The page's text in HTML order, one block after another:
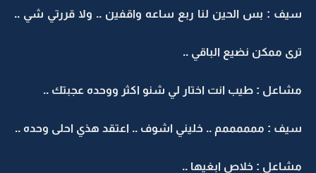
سيف : بس الحين لنا ربع ساعه واقفين .. ولا قررتي شي ..
ترى ممكن نضيع الباقي ..
مشاعل : طيب انت اختار لي شنو اكثر ووحده عجبتك ..
سيف : ممممممم .. خليني اشوف .. اعتقد هذي احلى وحده ..
مشاعل : خلاص ابغيها ..